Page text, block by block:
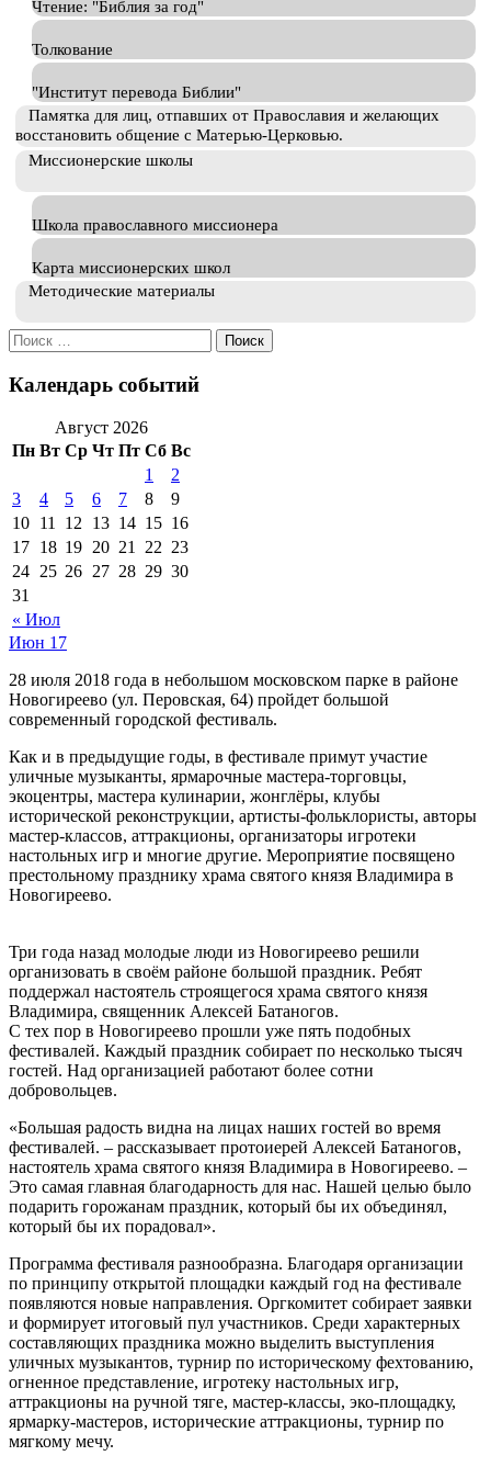
Чтение: "Библия за год"
Толкование
"Институт перевода Библии"
Памятка для лиц, отпавших от Православия и желающих
восстановить общение с Матерью-Церковью.
Миссионерские школы
Школа православного миссионера
Карта миссионерских школ
Методические материалы
Искать:
Календарь событий
Август 2026
Пн Вт Ср Чт Пт Сб Вс
« Июл
1
2
3
4 5 6 7 8
9
10 11 12 13 14 15 16
17 18 19 20 21 22 23
24 25 26 27 28 29 30
31
Июн 17
28 июля 2018 года в небольшом московском парке в районе
Новогиреево (ул. Перовская, 64) пройдет большой
современный городской фестиваль.
Как и в предыдущие годы, в фестивале примут участие
уличные музыканты, ярмарочные мастера-торговцы,
экоцентры, мастера кулинарии, жонглёры, клубы
исторической реконструкции, артисты-фольклористы, авторы
мастер-классов, аттракционы, организаторы игротеки
настольных игр и многие другие. Мероприятие посвящено
престольному празднику храма святого князя Владимира в
Новогиреево.
Три года назад молодые люди из Новогиреево решили
организовать в своём районе большой праздник. Ребят
поддержал настоятель строящегося храма святого князя
Владимира, священник Алексей Батаногов.
С тех пор в Новогиреево прошли уже пять подобных
фестивалей. Каждый праздник собирает по несколько тысяч
гостей. Над организацией работают более сотни
добровольцев.
«Большая радость видна на лицах наших гостей во время
фестивалей. – рассказывает протоиерей Алексей Батаногов,
настоятель храма святого князя Владимира в Новогиреево. –
Это самая главная благодарность для нас. Нашей целью было
подарить горожанам праздник, который бы их объединял,
который бы их порадовал».
Программа фестиваля разнообразна. Благодаря организации
по принципу открытой площадки каждый год на фестивале
появляются новые направления. Оргкомитет собирает заявки
и формирует итоговый пул участников. Среди характерных
составляющих праздника можно выделить выступления
уличных музыкантов, турнир по историческому фехтованию,
огненное представление, игротеку настольных игр,
аттракционы на ручной тяге, мастер-классы, эко-площадку,
ярмарку-мастеров, исторические аттракционы, турнир по
мягкому мечу.